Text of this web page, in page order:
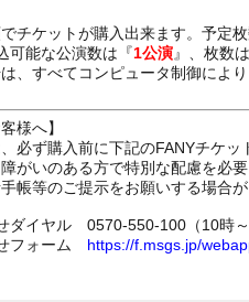
チケットが購入出来ます。予定
可能な公演数は『1公演』、枚数
、すべてコンピュータ制御により
様へ】
必ず購入前に下記のFANYチケッ
がいのある方で特別な配慮を必
帳等のご提示をお願いする場合が
ダイヤル 0570-550-100（10時～
フォーム https://f.msgs.jp/